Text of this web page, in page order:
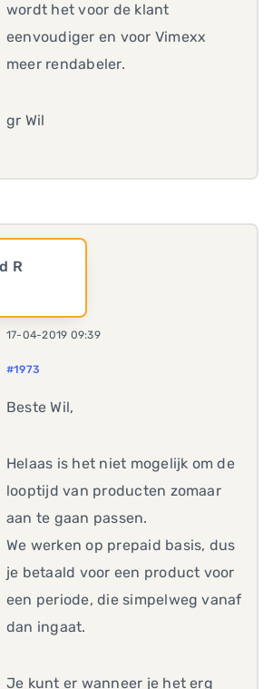
wordt het voor de klant
eenvoudiger en voor Vimexx
meer rendabeler.
gr Wil
R
17-04-2019 09:39
#1973
Beste Wil,
Helaas is het niet mogelijk om de
looptijd van producten zomaar
aan te gaan passen.
We werken op prepaid basis, dus
je betaald voor een product voor
een periode, die simpelweg vanaf
dan ingaat.
Je kunt er wanneer je het erg